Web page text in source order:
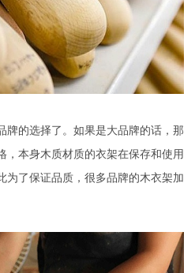
牌的选择了。如果是大品牌的话，那
，本身木质材质的衣架在保存和使用
为了保证品质，很多品牌的木衣架加